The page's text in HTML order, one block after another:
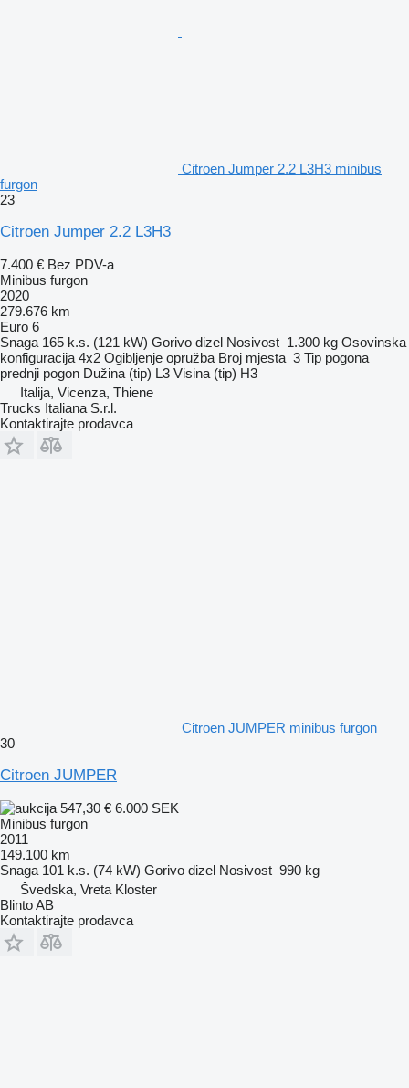
Citroen Jumper 2.2 L3H3 minibus
furgon
23
Citroen Jumper 2.2 L3H3
7.400 € Bez PDV-a
Minibus furgon
2020
279.676 km
Euro 6
Snaga 165 k.s. (121 kW) Gorivo dizel Nosivost 1.300 kg Osovinska
konfiguracija 4x2 Ogibljenje opružba Broj mjesta 3 Tip pogona
prednji pogon Dužina (tip) L3 Visina (tip) H3
Italija, Vicenza, Thiene
Trucks Italiana S.r.l.
Kontaktirajte prodavca
Citroen JUMPER minibus furgon
30
Citroen JUMPER
547,30 € 6.000 SEK
Minibus furgon
2011
149.100 km
Snaga 101 k.s. (74 kW) Gorivo dizel Nosivost 990 kg
Švedska, Vreta Kloster
Blinto AB
Kontaktirajte prodavca